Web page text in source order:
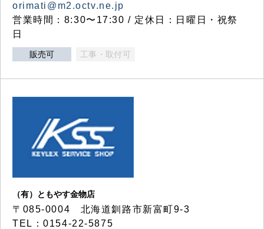
orimati@m2.octv.ne.jp
営業時間：8:30〜17:30 / 定休日：日曜日・祝祭
日
販売可 工事・取付可
（有）ともやす金物店
〒085-0004 北海道釧路市新富町9-3
TEL：0154-22-5875